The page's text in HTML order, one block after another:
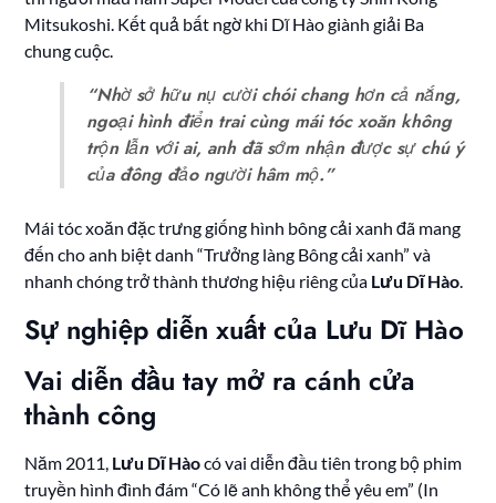
Mitsukoshi. Kết quả bất ngờ khi Dĩ Hào giành giải Ba
chung cuộc.
“Nhờ sở hữu nụ cười chói chang hơn cả nắng,
ngoại hình điển trai cùng mái tóc xoăn không
trộn lẫn với ai, anh đã sớm nhận được sự chú ý
của đông đảo người hâm mộ.”
Mái tóc xoăn đặc trưng giống hình bông cải xanh đã mang
đến cho anh biệt danh “Trưởng làng Bông cải xanh” và
nhanh chóng trở thành thương hiệu riêng của Lưu Dĩ Hào.
Sự nghiệp diễn xuất của Lưu Dĩ Hào
Vai diễn đầu tay mở ra cánh cửa
thành công
Năm 2011, Lưu Dĩ Hàocó vai diễn đầu tiên trong bộ phim
truyền hình đình đám “Có lẽ anh không thể yêu em” (In